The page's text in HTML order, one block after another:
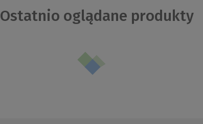
Ostatnio oglądane produkty